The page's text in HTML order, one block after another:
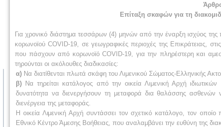
Επίταξη σκαφών για τη
Για χρονικό διάστημα τεσσάρων (4) μηνών από την έναρξη ισχύος
κορωνοϊού COVID-19, σε γεωγραφικές περιοχές της Επικράτειας,
που πάσχουν από κορωνοϊό COVID-19, για την πληρέστερη και
τηρούνται οι ακόλουθες διαδικασίες:
α) Να διατίθενται πλωτά σκάφη του Λιμενικού Σώματος-Ελληνικής
β) Να τηρείται κατάλογος από την οικεία Λιμενική Αρχή
δυνατότητα να διενεργήσουν τη μεταφορά δια θαλάσσης
διενέργεια της μεταφοράς.
Η οικεία Λιμενική Αρχή συντάσσει τον σχετικό κατάλογο, τον
Εθνικό Κέντρο Άμεσης Βοήθειας, που αναλαμβάνει την ευθύνη της